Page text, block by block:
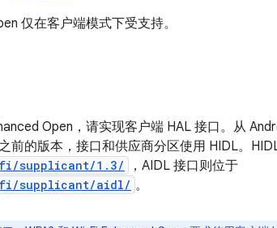
仅在客户端模式下受支持。
Open，请实现客户端 HAL 接口。从
前的版本，接口和供应商分区使用 HIDL。
supplicant/1.3/ ，AIDL 接口则位于
supplicant/aidl/ 。